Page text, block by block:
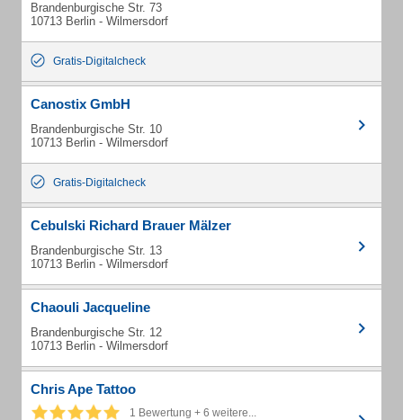
Brandenburgische Str. 73
10713 Berlin - Wilmersdorf
Gratis-Digitalcheck
Canostix GmbH
Brandenburgische Str. 10
10713 Berlin - Wilmersdorf
Gratis-Digitalcheck
Cebulski Richard Brauer Mälzer
Brandenburgische Str. 13
10713 Berlin - Wilmersdorf
Chaouli Jacqueline
Brandenburgische Str. 12
10713 Berlin - Wilmersdorf
Chris Ape Tattoo
1 Bewertung + 6 weitere...